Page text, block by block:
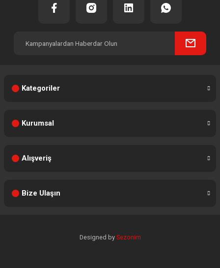
Kategoriler
Kurumsal
Alışveriş
Bize Ulaşın
Designed by Sezonim